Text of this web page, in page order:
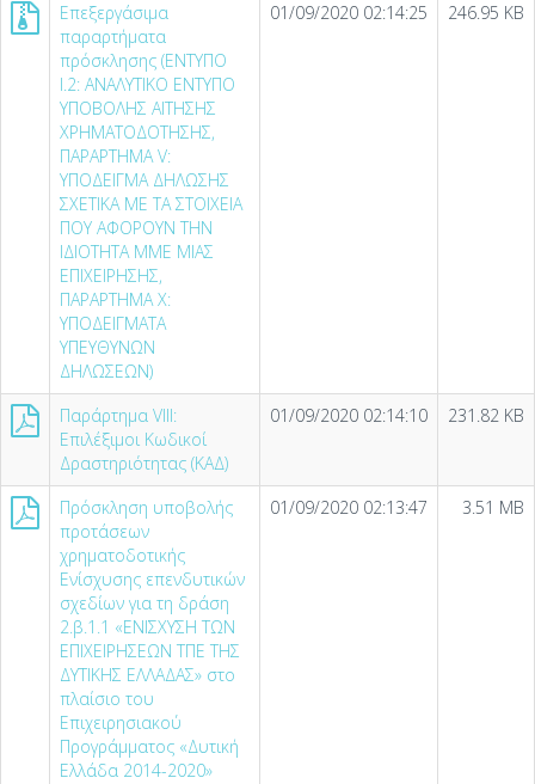
Επεξεργάσιμα
παραρτήματα
πρόσκλησης (ΕΝΤΥΠΟ
I.2: ΑΝΑΛΥΤΙΚΟ ΕΝΤΥΠΟ
ΥΠΟΒΟΛΗΣ ΑΙΤΗΣΗΣ
ΧΡΗΜΑΤΟΔΟΤΗΣΗΣ,
ΠΑΡΑΡΤΗΜΑ V:
ΥΠΟΔΕΙΓΜΑ ΔΗΛΩΣΗΣ
ΣΧΕΤΙΚΑ ΜΕ ΤΑ ΣΤΟΙΧΕΙΑ
ΠΟΥ ΑΦΟΡΟΥΝ ΤΗΝ
ΙΔΙΟΤΗΤΑ ΜΜΕ ΜΙΑΣ
ΕΠΙΧΕΙΡΗΣΗΣ,
ΠΑΡΑΡΤΗΜΑ X:
ΥΠΟΔΕΙΓΜΑΤΑ
ΥΠΕΥΘΥΝΩΝ
ΔΗΛΩΣΕΩΝ)
01/09/2020 02:14:25 246.95 KB
Παράρτημα VΙIΙ:
Επιλέξιμοι Κωδικοί
Δραστηριότητας (ΚΑΔ)
01/09/2020 02:14:10 231.82 KB
Πρόσκληση υποβολής
προτάσεων
χρηματοδοτικής
Ενίσχυσης επενδυτικών
σχεδίων για τη δράση
2.β.1.1 «ΕΝΙΣΧΥΣΗ ΤΩΝ
ΕΠΙΧΕΙΡΗΣΕΩΝ ΤΠΕ ΤΗΣ
ΔΥΤΙΚΗΣ ΕΛΛΑΔΑΣ» στο
πλαίσιο του
Επιχειρησιακού
Προγράμματος «Δυτική
Ελλάδα 2014-2020»
01/09/2020 02:13:47 3.51 MB